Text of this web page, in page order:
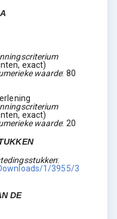
exact)
waarde: 80
exact)
waarde: 20
:
1/3955/3
DE